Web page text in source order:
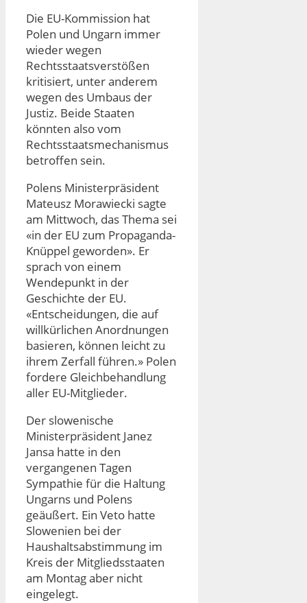
Die EU-Kommission hat
Polen und Ungarn immer
wieder wegen
Rechtsstaatsverstößen
kritisiert, unter anderem
wegen des Umbaus der
Justiz. Beide Staaten
könnten also vom
Rechtsstaatsmechanismus
betroffen sein.
Polens Ministerpräsident
Mateusz Morawiecki sagte
am Mittwoch, das Thema sei
«in der EU zum Propaganda-
Knüppel geworden». Er
sprach von einem
Wendepunkt in der
Geschichte der EU.
«Entscheidungen, die auf
willkürlichen Anordnungen
basieren, können leicht zu
ihrem Zerfall führen.» Polen
fordere Gleichbehandlung
aller EU-Mitglieder.
Der slowenische
Ministerpräsident Janez
Jansa hatte in den
vergangenen Tagen
Sympathie für die Haltung
Ungarns und Polens
geäußert. Ein Veto hatte
Slowenien bei der
Haushaltsabstimmung im
Kreis der Mitgliedsstaaten
am Montag aber nicht
eingelegt.